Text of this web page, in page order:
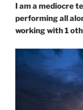
I am a mediocre
performing all
working with 1